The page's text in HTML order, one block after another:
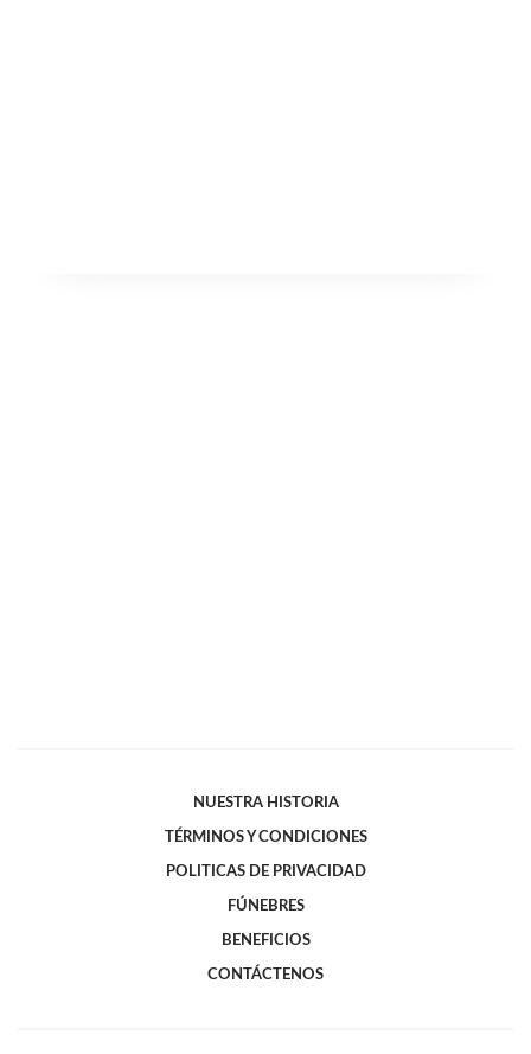
NUESTRA HISTORIA
TÉRMINOS Y CONDICIONES
POLITICAS DE PRIVACIDAD
FÚNEBRES
BENEFICIOS
CONTÁCTENOS